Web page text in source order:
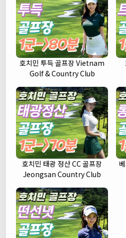
호치민 투득 골프장 Vietnam
Golf & Country Club
호치민 태광 정산 CC 골프장
Jeongsan Country Club